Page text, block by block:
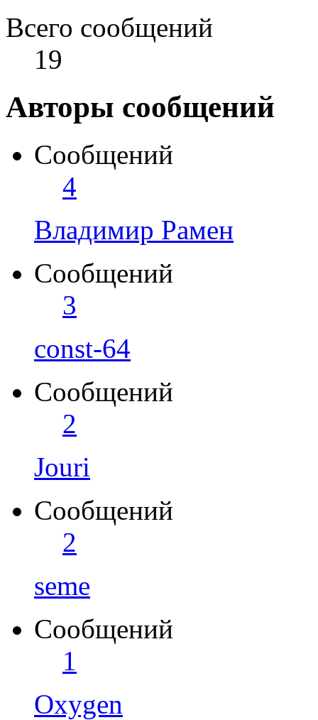
Всего сообщений
19
Авторы сообщений
Сообщений
4
Владимир Рамен
Сообщений
3
const-64
Сообщений
2
Jouri
Сообщений
2
seme
Сообщений
1
Oxygen